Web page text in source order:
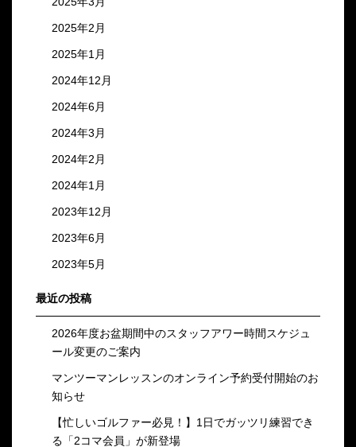
2025年2月
2025年1月
2024年12月
2024年6月
2024年3月
2024年2月
2024年1月
2023年12月
2023年6月
2023年5月
最近の投稿
2026年度お盆期間中のスタッフアワー時間スケジュ
ール変更のご案内
マンツーマンレッスンのオンライン予約受付開始のお
知らせ
【忙しいゴルファー必見！】1日でガッツリ練習でき
る「2コマ会員」が新登場